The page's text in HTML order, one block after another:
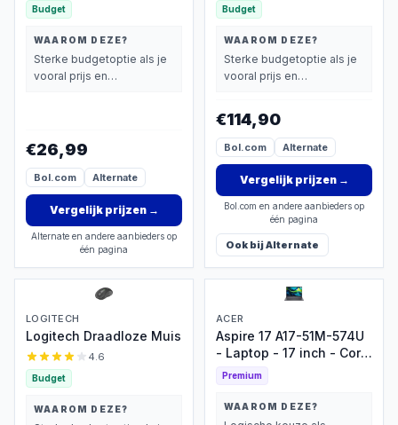
Budget
WAAROM DEZE?
Sterke budgetoptie als je
vooral prijs en
€26,99
Bol.com Alternate
Vergelijk prijzen→
Alternate en andere aanbieders op
één pagina
Budget
WAAROM DEZE?
Sterke budgetoptie als je
vooral prijs en
€114,90
Bol.com Alternate
Vergelijk prijzen→
Bol.com en andere aanbieders op
één pagina
Ook bijAlternate
LOGITECH
Logitech Draadloze Muis
4.6
Budget
WAAROM DEZE?
ACER
Aspire 17 A17-51M-574U
- Laptop - 17 inch - Core
5 - 32GB - 1TB SSD -
Grijs
Premium
WAAROM DEZE?